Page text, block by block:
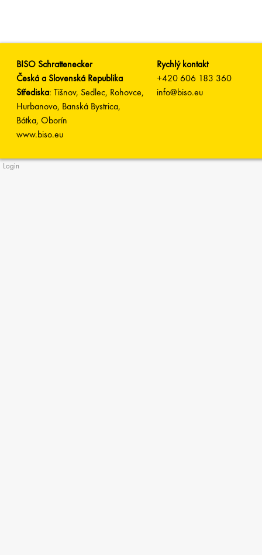
BISO Schrattenecker
Česká a Slovenská Republika
Střediska: Tišnov, Sedlec, Rohovce,
Hurbanovo, Banská Bystrica,
Bátka, Oborín
www.biso.eu
Rychlý kontakt
+420 606 183 360
info@biso.eu
Login